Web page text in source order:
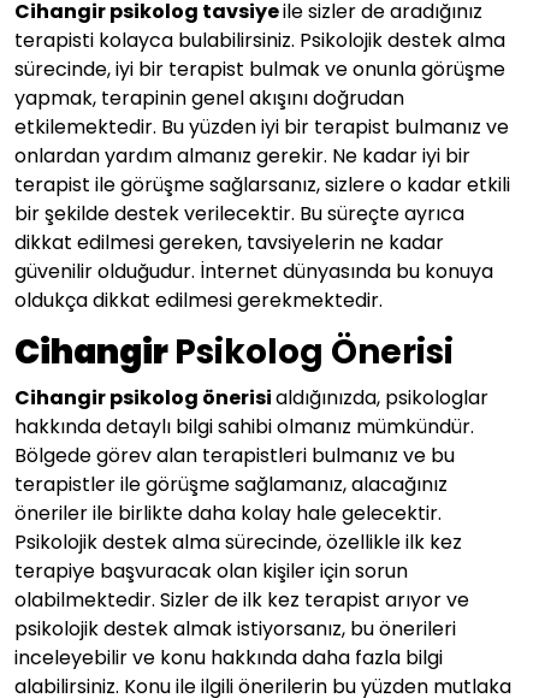
Cihangir psikolog tavsiyeile sizler de aradığınız
terapisti kolayca bulabilirsiniz. Psikolojik destek alma
sürecinde, iyi bir terapist bulmak ve onunla görüşme
yapmak, terapinin genel akışını doğrudan
etkilemektedir. Bu yüzden iyi bir terapist bulmanız ve
onlardan yardım almanız gerekir. Ne kadar iyi bir
terapist ile görüşme sağlarsanız, sizlere o kadar etkili
bir şekilde destek verilecektir. Bu süreçte ayrıca
dikkat edilmesi gereken, tavsiyelerin ne kadar
güvenilir olduğudur. İnternet dünyasında bu konuya
oldukça dikkat edilmesi gerekmektedir.
Cihangir Psikolog Önerisi
Cihangir psikolog önerisi aldığınızda, psikologlar
hakkında detaylı bilgi sahibi olmanız mümkündür.
Bölgede görev alan terapistleri bulmanız ve bu
terapistler ile görüşme sağlamanız, alacağınız
öneriler ile birlikte daha kolay hale gelecektir.
Psikolojik destek alma sürecinde, özellikle ilk kez
terapiye başvuracak olan kişiler için sorun
olabilmektedir. Sizler de ilk kez terapist arıyor ve
psikolojik destek almak istiyorsanız, bu önerileri
inceleyebilir ve konu hakkında daha fazla bilgi
alabilirsiniz. Konu ile ilgili önerilerin bu yüzden mutlaka